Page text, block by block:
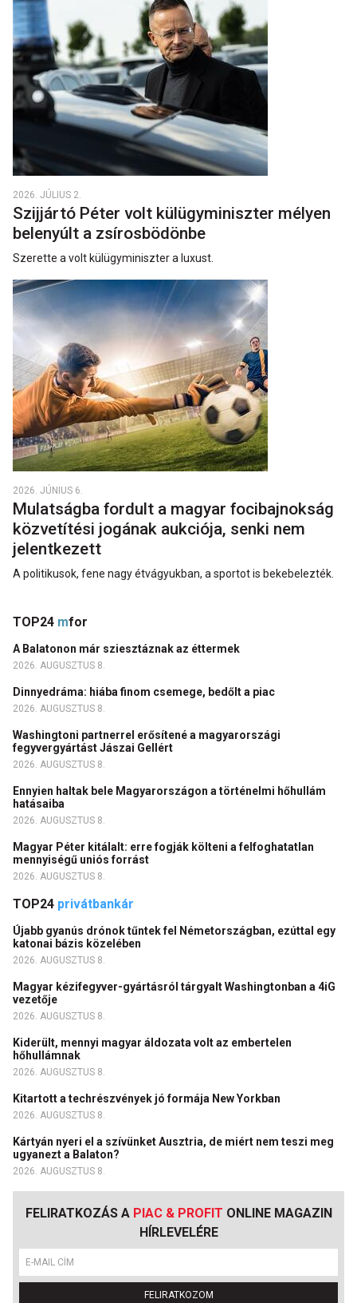
2026. JÚLIUS 2.
Szijjártó Péter volt külügyminiszter mélyen
belenyúlt a zsírosbödönbe
Szerette a volt külügyminiszter a luxust.
2026. JÚNIUS 6.
Mulatságba fordult a magyar focibajnokság
közvetítési jogának aukciója, senki nem
jelentkezett
A politikusok, fene nagy étvágyukban, a sportot is bekebelezték.
TOP24 mfor
A Balatonon már sziesztáznak az éttermek
2026. AUGUSZTUS 8.
Dinnyedráma: hiába finom csemege, bedőlt a piac
2026. AUGUSZTUS 8.
Washingtoni partnerrel erősítené a magyarországi
fegyvergyártást Jászai Gellért
2026. AUGUSZTUS 8.
Ennyien haltak bele Magyarországon a történelmi hőhullám
hatásaiba
2026. AUGUSZTUS 8.
Magyar Péter kitálalt: erre fogják költeni a felfoghatatlan
mennyiségű uniós forrást
2026. AUGUSZTUS 8.
TOP24 privátbankár
Újabb gyanús drónok tűntek fel Németországban, ezúttal egy
katonai bázis közelében
2026. AUGUSZTUS 8.
Magyar kézifegyver-gyártásról tárgyalt Washingtonban a 4iG
vezetője
2026. AUGUSZTUS 8.
Kiderült, mennyi magyar áldozata volt az embertelen
hőhullámnak
2026. AUGUSZTUS 8.
Kitartott a techrészvények jó formája New Yorkban
2026. AUGUSZTUS 8.
Kártyán nyeri el a szívünket Ausztria, de miért nem teszi meg
ugyanezt a Balaton?
2026. AUGUSZTUS 8.
FELIRATKOZÁS A PIAC & PROFIT ONLINE MAGAZIN
HÍRLEVELÉRE
FELIRATKOZOM